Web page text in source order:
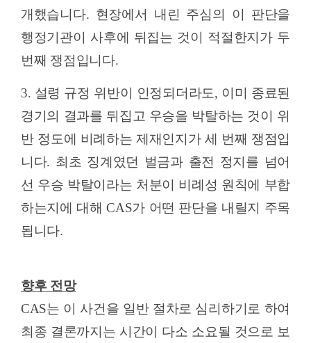
개했습니다. 현장에서 내린 주심의 이 판단을
행정기관이 사후에 뒤집는 것이 적절한지가 두
번째 쟁점입니다.
3. 설령 규정 위반이 인정되더라도, 이미 종료된
경기의 결과를 뒤집고 우승을 박탈하는 것이 위
반 정도에 비례하는 제재인지가 세 번째 쟁점입
니다. 최초 징계였던 벌금과 출전 정지를 넘어
선 우승 박탈이라는 처분이 비례성 원칙에 부합
하는지에 대해 CAS가 어떤 판단을 내릴지 주목
됩니다.
향후 전망
CAS는 이 사건을 일반 절차로 심리하기로 하여
최종 결론까지는 시간이 다소 소요될 것으로 보